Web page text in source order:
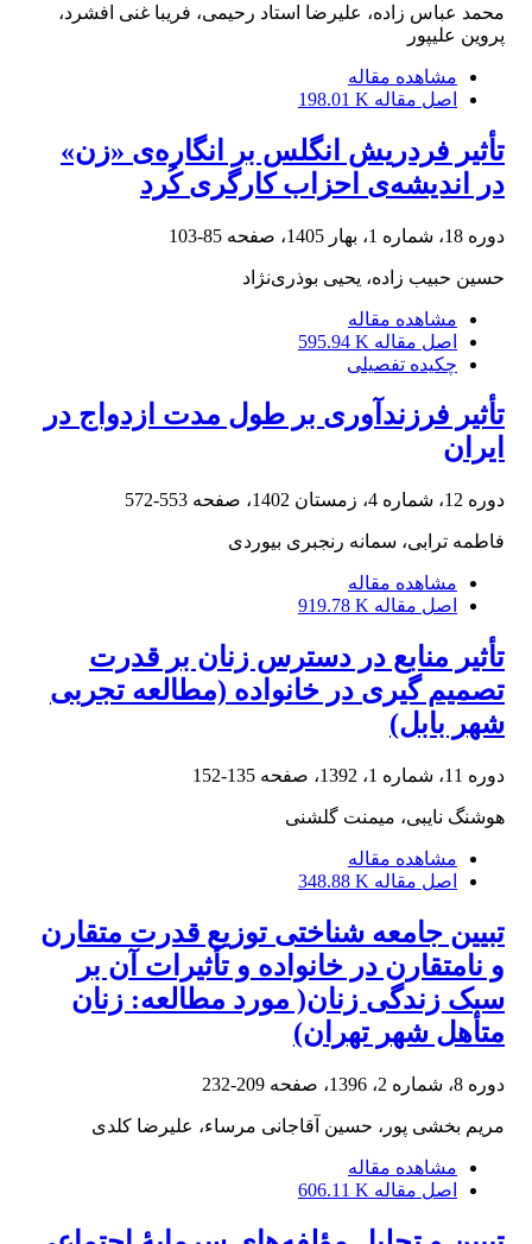
محمد عباس زاده، علیرضا استاد رحیمی، فریبا غنی افشرد،
پروین علیپور
مشاهده مقاله
اصل مقاله 198.01 K
تأثیر فردریش انگلس بر انگاره‌ی «زن»
در اندیشه‌ی احزاب کارگری کُرد
دوره 18، شماره 1، بهار 1405، صفحه 85-103
حسین حبیب زاده، یحیی بوذری‌نژاد
مشاهده مقاله
اصل مقاله 595.94 K
چکیده تفصیلی
تأثیر فرزندآوری بر طول مدت ازدواج در
ایران
دوره 12، شماره 4، زمستان 1402، صفحه 553-572
فاطمه ترابی، سمانه رنجبری بیوردی
مشاهده مقاله
اصل مقاله 919.78 K
تأثیر منابع در دسترس زنان بر قدرت
تصمیم گیری در خانواده (مطالعه تجربی
شهر بابل)
دوره 11، شماره 1، 1392، صفحه 135-152
هوشنگ نایبی، میمنت گلشنی
مشاهده مقاله
اصل مقاله 348.88 K
تبیین جامعه شناختی توزیع قدرت متقارن
و نامتقارن در خانواده و تأثیرات آن بر
سبک زندگی زنان( مورد مطالعه: زنان
متأهل شهر تهران)
دوره 8، شماره 2، 1396، صفحه 209-232
مریم بخشی پور، حسین آقاجانی مرساء، علیرضا کلدی
مشاهده مقاله
اصل مقاله 606.11 K